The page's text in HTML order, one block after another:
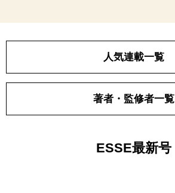
人気連載一覧
著者・監修者一覧
ESSE最新号